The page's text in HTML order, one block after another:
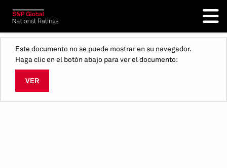
Este documento no se puede mostrar en su navegador.
Haga clic en el botón abajo para ver el documento:
VER